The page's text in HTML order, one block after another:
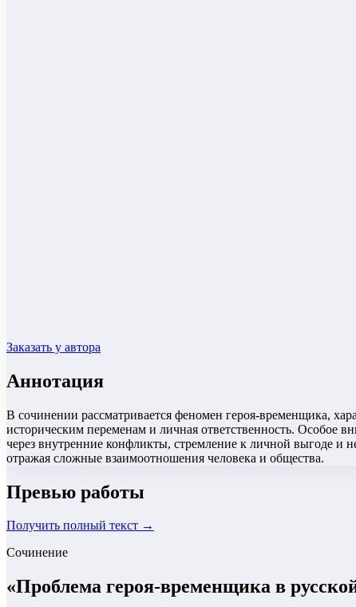
Заказать у автора
Аннотация
В сочинении рассматривается феномен героя-временщика,
историческим переменам и личная ответственность. Особое
через внутренние конфликты, стремление к личной выгоде и
отражая сложные взаимоотношения человека и общества.
Превью работы
Получить полный текст →
Сочинение
«Проблема героя-временщика в